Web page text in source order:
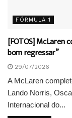
FÓRMULA 1
[FOTOS] McLaren
bom regressar”
29/07/2026
A McLaren
Lando Norris,
Internacional do...